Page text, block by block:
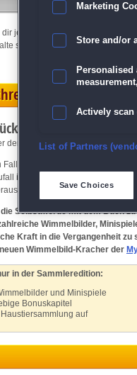
dir jetzt deineVorteilskarte
sofort bis zu 15 Freispiele!
des Henkers
den vielen Selbstmorden steckt!
der "Mystery Tales"-Reihe! In
ist? Der örtliche Polizist hat
was es mit den
Selbstmorde mit dem Buch
Wimmelbilder,
Kraft in die Vergangenheit zu
Wimmelbild-Kracher der
in der Sammleredition:
und Minispiele
Bonuskapitel
auf
Marketing
Store and/or
Actively
Ensure
Match and
Link different
Save and
List of Partners
Save Choices